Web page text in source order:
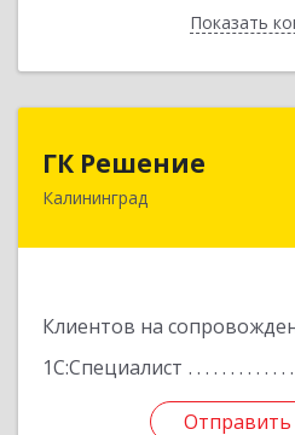
ПоказатьНазад
ГК Решение
Калининград
Клиентов на
1С:Специалист
Отправить
236038,
Отправить